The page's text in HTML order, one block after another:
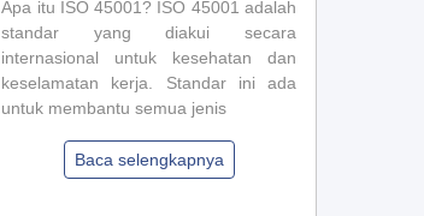
Apa itu ISO 45001? ISO 45001 adalah
standar yang diakui secara
internasional untuk kesehatan dan
keselamatan kerja. Standar ini ada
untuk membantu semua jenis
Baca selengkapnya